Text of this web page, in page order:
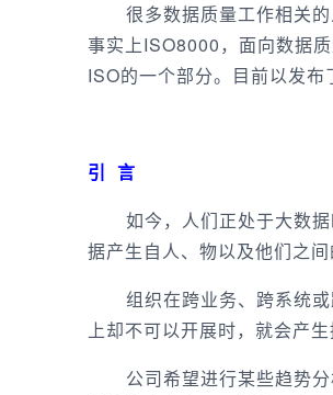
很多数据质量工作相关的
事实上ISO8000，面向数据
ISO的一个部分。目前以发
—
引 言
如今，人们正处于大数据
据产生自人、物以及他们之
组织在跨业务、跨系统或
上却不可以开展时，就会产生
公司希望进行某些趋势分